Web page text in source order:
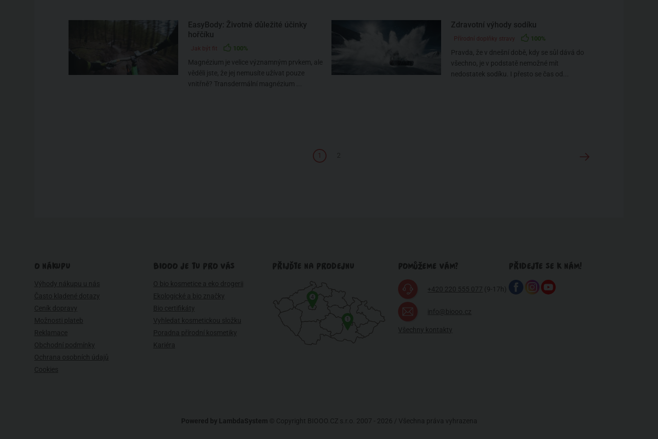
EasyBody: Životně důležité účinky
hořčíku
Jak být fit 100%
Magnézium je velice významným prvkem, ale
věděli jste, že jej nemusíte užívat pouze
vnitřně? Transdermální magnézium ...
Zdravotní výhody sodíku
Přírodní doplňky stravy 100%
Pravda, že v dnešní době, kdy se sůl dává do
všechno, je v podstatě nemožné mít
nedostatek sodíku. I přesto se čas od...
1
O NÁKUPU
Výhody nákupu u nás
Často kladené dotazy
Ceník dopravy
Možnosti plateb
Reklamace
Obchodní podmínky
Ochrana osobních údajů
Cookies
BIOOO JE TU PRO VÁS
O bio kosmetice a eko drogerii
Ekologické a bio značky
Bio certifikáty
Vyhledat kosmetickou složku
Poradna přírodní kosmetiky
Kariéra
PŘIJĎTE NA PRODEJNU
1
4
POMŮŽEME VÁM?
+420 220 555 077 (9-17h)
info@biooo.cz
Všechny kontakty
PŘIDEJTE SE K NÁM!
Powered by LambdaSystem © Copyright BIOOO.CZ s.r.o. 2007 - 2026 / Všechna práva vyhrazena